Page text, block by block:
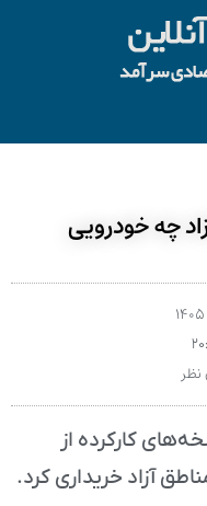
از
خریداری کرد.